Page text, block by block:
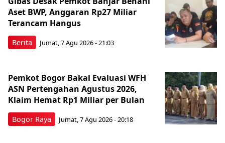
Berita
Aset BWP, Anggaran Rp27 Miliar
Terancam Hangus
Jumat, 7 Agu 2026 - 21:03
Bogor Raya
Pemkot Bogor Bakal Evaluasi WFH
ASN Pertengahan Agustus 2026,
Klaim Hemat Rp1 Miliar per Bulan
Jumat, 7 Agu 2026 - 20:18